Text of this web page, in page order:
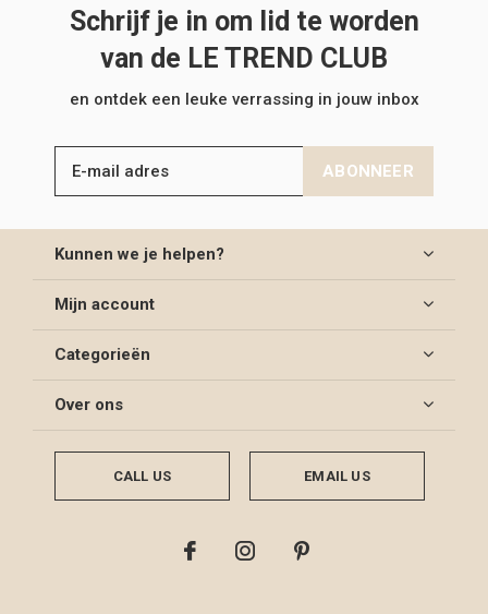
Schrijf je in om lid te worden
van de LE TREND CLUB
en ontdek een leuke verrassing in jouw inbox
ABONNEER
Kunnen we je helpen?
Mijn account
Categorieën
Over ons
CALL US EMAIL US